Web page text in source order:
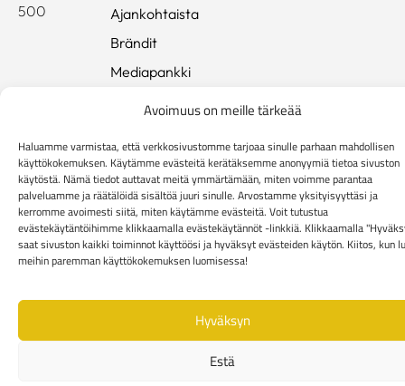
Avoimuus on meille tärkeää
Haluamme varmistaa, että verkkosivustomme tarjoaa sinulle parhaan mahdollisen
käyttökokemuksen. Käytämme evästeitä kerätäksemme anonyymiä tietoa sivuston
käytöstä. Nämä tiedot auttavat meitä ymmärtämään, miten voimme parantaa
palveluamme ja räätälöidä sisältöä juuri sinulle. Arvostamme yksityisyyttäsi ja
kerromme avoimesti siitä, miten käytämme evästeitä. Voit tutustua
evästekäytäntöihimme klikkaamalla evästekäytännöt -linkkiä. Klikkaamalla
saat sivuston kaikki toiminnot käyttöösi ja hyväksyt evästeiden käytön. Kiitos, kun
meihin paremman käyttökokemuksen luomisessa!
Hyväksyn
Estä
500
Ajankohtaista
Brändit
Mediapankki
Rekisteri- ja tietosuojaseloste
Yritysasiakkaiden toimitusehdotReklamaatiolomake
Evästekäytännöt